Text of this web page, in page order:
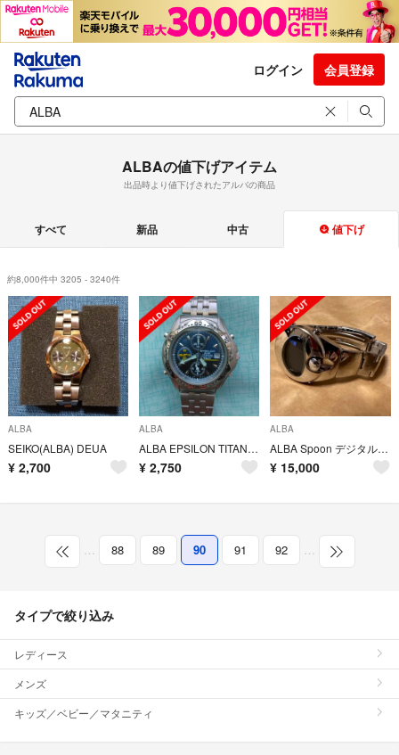
ログイン 会員登録
ALBAの値下げアイテム
出品時より値下げされたアルバの商品
すべて 新品 中古 値下げ
約8,000件中 3205 - 3240件
ALBA
SEIKO(ALBA) DEUA
¥ 2,700
ALBA
ALBA EPSILON TITANIUMクロノグラフ 動作品 平成12年頃
¥ 2,750
ALBA
ALBA Spoon デジタルウォッチ
¥ 15,000
… 88 89 90 91 92 …
タイプで絞り込み
レディース
メンズ
キッズ／ベビー／マタニティ